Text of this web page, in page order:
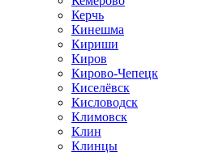
Керчь
Кинешма
Кириши
Киров
Кирово-Чепецк
Киселёвск
Кисловодск
Климовск
Клин
Клинцы